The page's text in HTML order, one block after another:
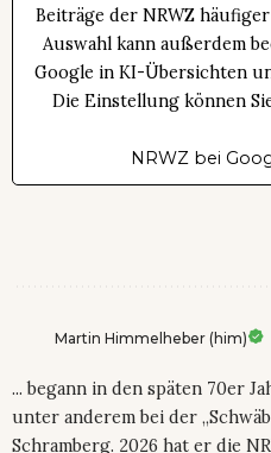
Beiträge der NRWZ
Auswahl kann außerdem
Google in KI-Übersichten
Die Einstellung können
NRWZ bei
Martin Himmelheber (him)
... begann in den späten 70er
unter anderem bei der
Schramberg. 2026 hat er die